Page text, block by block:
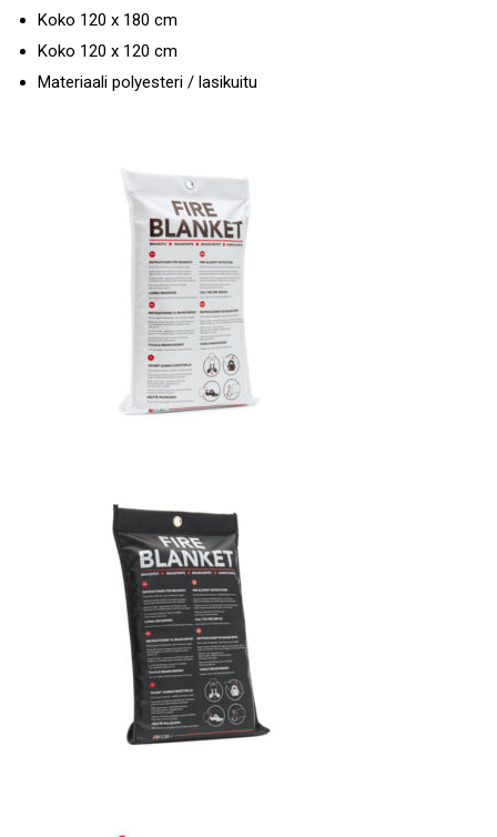
Koko 120 x 180 cm
Koko 120 x 120 cm
Materiaali polyesteri / lasikuitu